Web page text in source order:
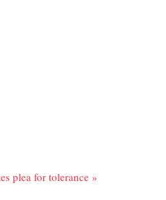
plea for tolerance »